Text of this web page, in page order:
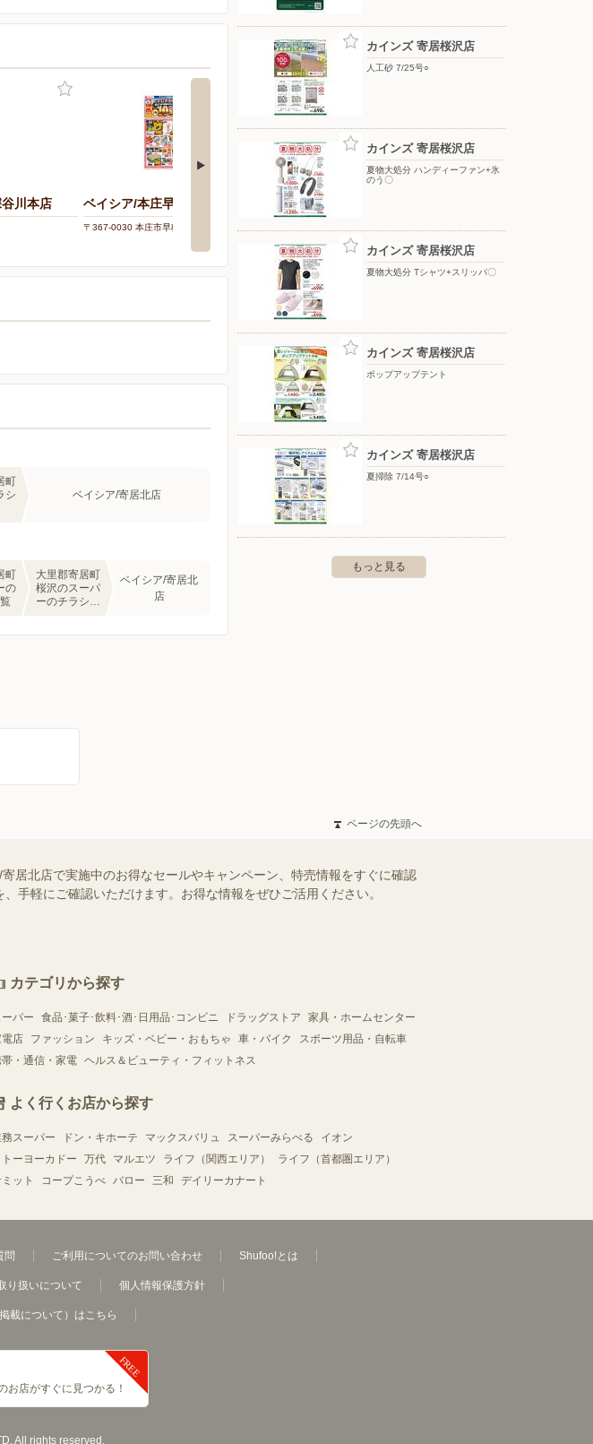
川本店 ベイシア/本庄早稲田ゲート店
〒367-0030 本庄市早稲田の杜2-1-1
ベイシアスーパーマーケット/深谷国済寺
店
〒366-0033 深谷市国済寺426-1
町
シ
ベイシア/寄居北店
町
の
大里郡寄居町
桜沢のスーパ
ーのチラシ一
ベイシア/寄居北
店
カインズ 寄居桜沢店
人工砂 7/25号○
カインズ 寄居桜沢店
夏物大処分 ハンディーファン+氷
のう〇
カインズ 寄居桜沢店
夏物大処分 Tシャツ+スリッパ〇
カインズ 寄居桜沢店
ポップアップテント
カインズ 寄居桜沢店
夏掃除 7/14号○
もっと見る
ページの先頭へ
居北店で実施中のお得なセールやキャンペーン、特売情報をすぐに確認
手軽にご確認いただけます。お得な情報をぜひご活用ください。
カテゴリから探す
ーパー 食品･菓子･飲料･酒･日用品･コンビニ ドラッグストア
家具・ホームセンター
店
ファッション キッズ・ベビー・おもちゃ 車・バイク
スポーツ用品・自転車
・通信・家電 ヘルス＆ビューティ・フィットネス
よく行くお店から探す
スーパー ドン・キホーテ マックスバリュ スーパーみらべる
イオン
トーヨーカドー
万代 マルエツ ライフ（関西エリア）
ライフ（首都圏エリア）
ット
コープこうべ バロー 三和 デイリーカナート
問 ご利用についてのお問い合わせ Shufoo!とは
り扱いについて 個人情報保護方針
載について）はこちら
お店がすぐに見つかる！
All rights reserved.